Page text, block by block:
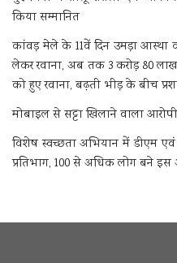
किया सम्मानित
कांवड़ मेले के 11वें दिन उमड़ा आस्था
लेकर रवाना, अब तक 3 करोड़ 80 लाख
को हुए रवाना, बढ़ती भीड़ के बीच
मोबाइल से सट्टा खिलाने वाला
विशेष स्वच्छता अभियान में डीएम
प्रतिभाग, 100 से अधिक लोग बने इस